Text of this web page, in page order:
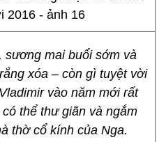
sương mai buổi sớm và
xóa – còn gì tuyệt vời
vào năm mới rất
thể thư giãn và ngắm
thờ cổ kính của Nga.